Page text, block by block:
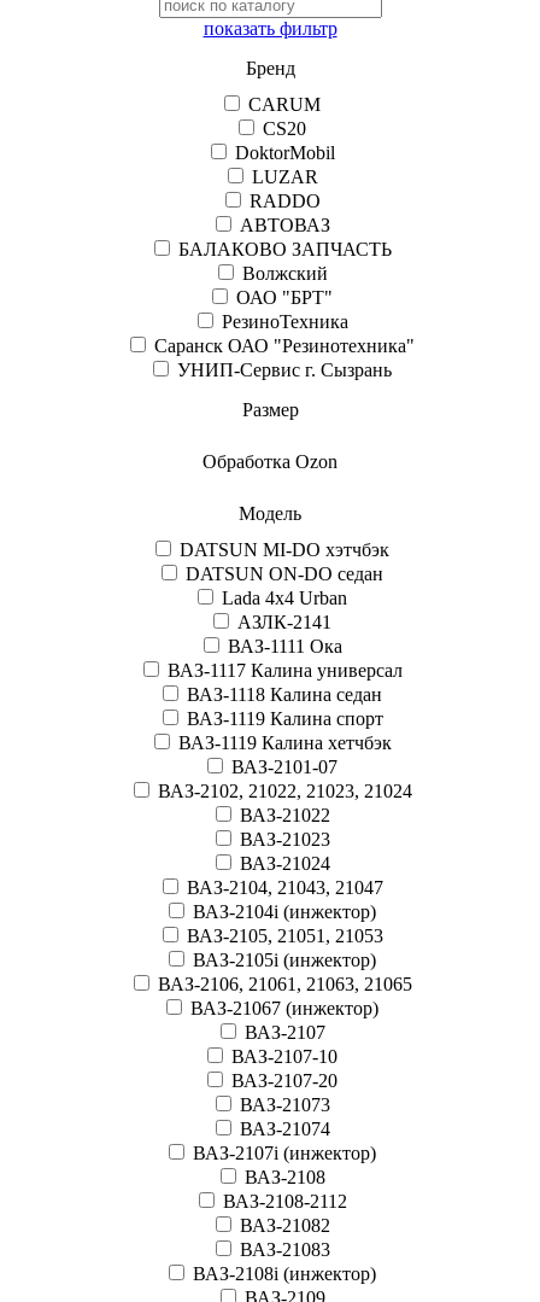
показать фильтр
Бренд
CARUM
CS20
DoktorMobil
LUZAR
RADDO
АВТОВАЗ
БАЛАКОВО ЗАПЧАСТЬ
Волжский
ОАО "БРТ"
РезиноТехника
Саранск ОАО "Резинотехника"
УНИП-Сервис г. Сызрань
Размер
Обработка Ozon
Модель
DATSUN MI-DO хэтчбэк
DATSUN ON-DO седан
Lada 4x4 Urban
АЗЛК-2141
ВАЗ-1111 Ока
ВАЗ-1117 Калина универсал
ВАЗ-1118 Калина седан
ВАЗ-1119 Калина спорт
ВАЗ-1119 Калина хетчбэк
ВАЗ-2101-07
ВАЗ-2102, 21022, 21023, 21024
ВАЗ-21022
ВАЗ-21023
ВАЗ-21024
ВАЗ-2104, 21043, 21047
ВАЗ-2104i (инжектор)
ВАЗ-2105, 21051, 21053
ВАЗ-2105i (инжектор)
ВАЗ-2106, 21061, 21063, 21065
ВАЗ-21067 (инжектор)
ВАЗ-2107
ВАЗ-2107-10
ВАЗ-2107-20
ВАЗ-21073
ВАЗ-21074
ВАЗ-2107i (инжектор)
ВАЗ-2108
ВАЗ-2108-2112
ВАЗ-21082
ВАЗ-21083
ВАЗ-2108i (инжектор)
ВАЗ-2109